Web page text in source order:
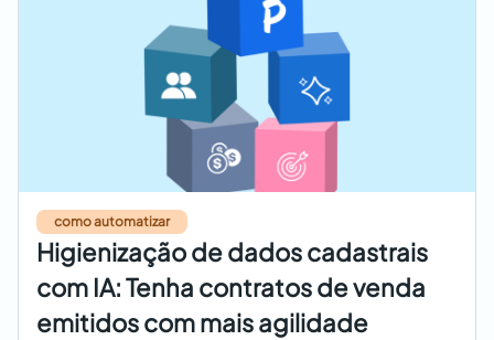
como automatizar
Higienização de dados cadastrais
com IA: Tenha contratos de venda
emitidos com mais agilidade